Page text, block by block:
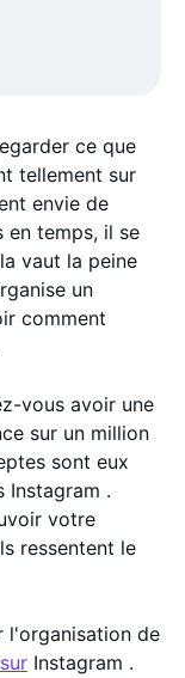
ce que
tellement sur
envie de
en temps, il se
vaut la peine
un
comment
vous avoir une
sur un million
sont eux
Instagram .
votre
ressentent le
l'organisation de
Instagram .